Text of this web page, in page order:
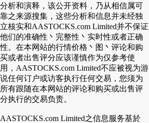
分析和演释，该公开资料，乃从相信属可
靠之来源搜集，这些分析和信息并未经独
立核实和AASTOCKS.com Limited并不保证
他们的准确性丶完整性丶实时性或者正确
性。在本网站的行情价格丶图丶评论和购
买或者出售评分应该谨慎作为仅参考使
用，AASTOCKS.com Limited不应被视为游
说任何订户或访客执行任何交易，您须为
所有跟随在本网站的评论和购买或出售评
分执行的交易负责。
AASTOCKS.com Limited之信息服务基於